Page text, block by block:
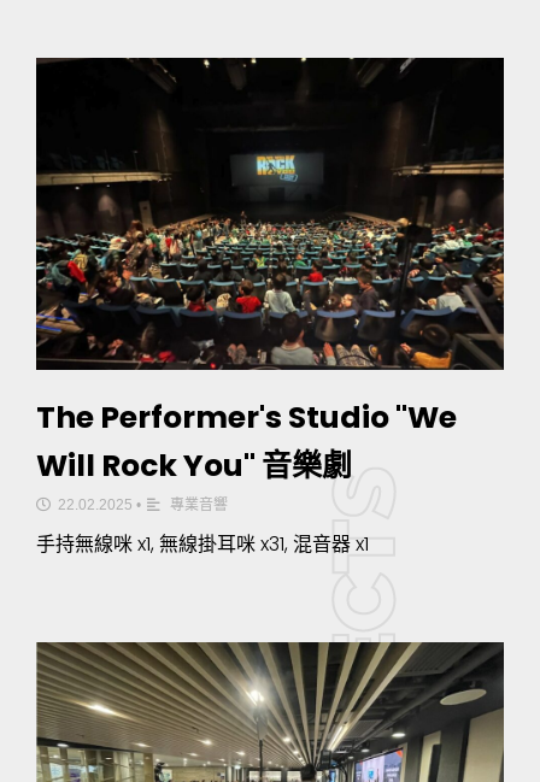
The Performer's Studio "We
Will Rock You" 音樂劇
22.02.2025 • 專業音響
手持無線咪 x1, 無線掛耳咪 x31, 混音器 x1